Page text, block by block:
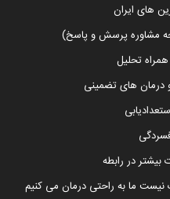
های ایران
مشاوره پرسش و پاسخ)
تحلیل
درمان های تضمینی
در رابطه
نیست ما به راحتی درمان می کنیم